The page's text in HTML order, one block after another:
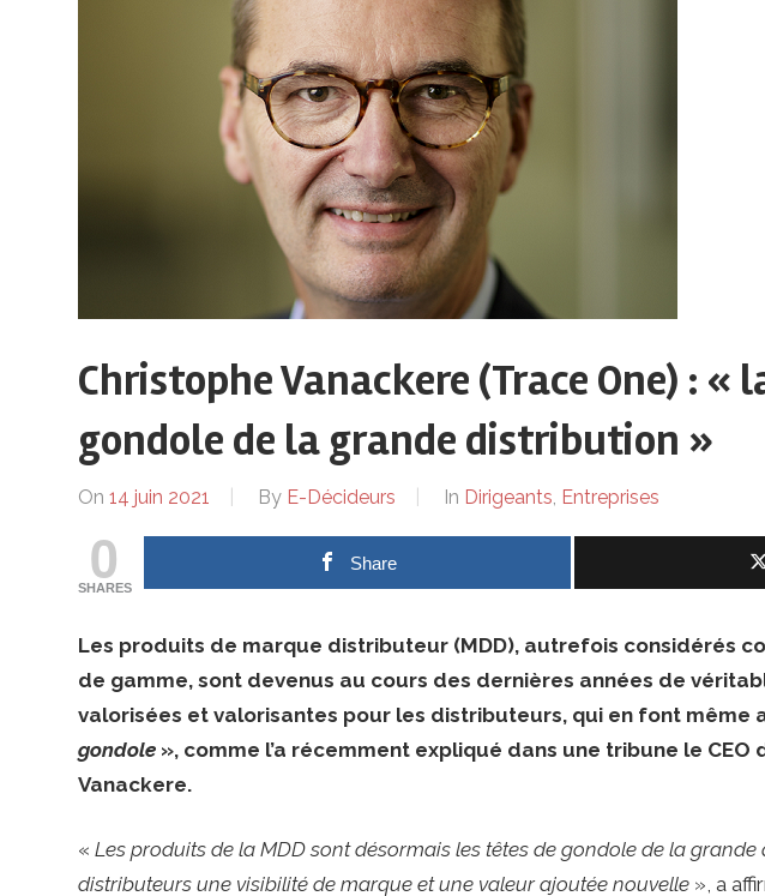
monde
de
lentreprise
et
ses
dirigeants
Christophe Vanackere (Trace One) : «
gondole de la grande distribution »
On 14 juin 2021 By E-Décideurs In Dirigeants Entreprises
0
SHARES
Share
Les produits de marque distributeur (MDD), autrefois considérés
de gamme, sont devenus au cours des dernières années de
valorisées et valorisantes pour les distributeurs, qui en font même
gondole», comme l’a récemment expliqué dans une tribune le CEO
Vanackere.
« Les produits de la MDD sont désormais les têtes de gondole de la
distributeurs une visibilité de marque et une valeur ajoutée nouvelle», a